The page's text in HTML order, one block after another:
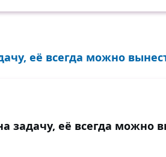
её всегда можно
задачу, её всегда можно